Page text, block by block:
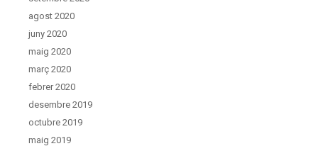
agost 2020
juny 2020
maig 2020
març 2020
febrer 2020
desembre 2019
octubre 2019
maig 2019